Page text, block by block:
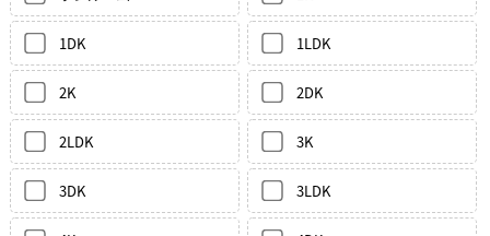
1DK 1LDK
2K 2DK
2LDK 3K
3DK 3LDK